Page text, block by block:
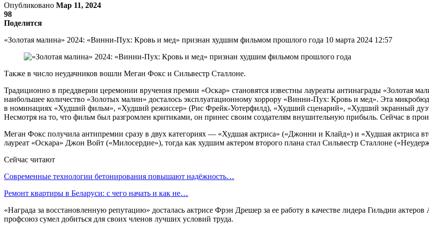
Опубликовано Мар 11, 2024
98
Поделится
«Золотая малина» 2024: «Винни-Пух: Кровь и мед» признан худшим фильмом прошлого года 10 марта 2024 12:57
Также в число неудачников вошли Меган Фокс и Сильвестр Сталлоне.
Традиционно в преддверии церемонии вручения премии «Оскар» становятся известны лауреаты антинаграды «Золотая
наибольшее количество «Золотых малин» досталось эксплуатационному хоррору «Винни-Пух: Кровь и мед». Эта
в номинациях «Худший фильм», «Худший режиссер» (Рис Фрейк-Уотерфилд), «Худший сценарий», «Худший экранный
Несмотря на то, что фильм был разгромлен критиками, он принес своим создателям внушительную прибыль. Сейчас в
Меган Фокс получила антипремии сразу в двух категориях — «Худшая актриса» («Джонни и Клайд») и «Худшая актриса
лауреат «Оскара» Джон Войт («Милосердие»), тогда как худшим актером второго плана стал Сильвестр Сталлоне
Сейчас читают
Современные технологии бетонирования повышают надёжность…
Ремонт квартиры в Беларуси: с чего начать и как не…
«Награда за восстановленную репутацию» досталась актрисе Фрэн Дрешер за ее работу в качестве лидера Гильдии
профсоюз сумел добиться для своих членов лучших условий труда.